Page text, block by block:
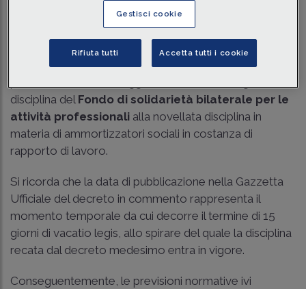
Ascolta la news
5 min.
Nella Gazzetta Ufficiale n.159 del 9 luglio 2024 è stato
disciplina del Fondo di solidarietà bilaterale per le
attività professionali alla novellata disciplina in
materia di ammortizzatori sociali in costanza di
rapporto di lavoro.
Si ricorda che la data di pubblicazione nella Gazzetta
Ufficiale del decreto in commento rappresenta il
momento temporale da cui decorre il termine di 15
giorni di vacatio legis, allo spirare del quale la disciplina
recata dal decreto medesimo entra in vigore.
Conseguentemente, le previsioni normative ivi
Gestisci cookie
Rifiuta tutti Accetta tutti i cookie